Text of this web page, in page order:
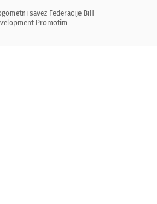
savez Federacije BiH
Promotim